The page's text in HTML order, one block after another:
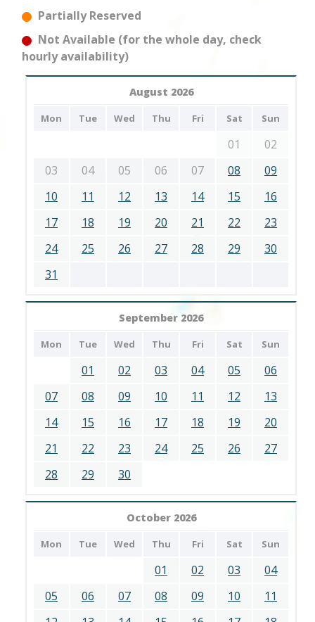
Partially Reserved
Not Available (for the whole day, check
hourly availability)
August 2026
Mon Tue Wed Thu Fri Sat Sun
01
02
03
04 05 06 07 08
09
10
11 12 13 14 15
16
17
18 19 20 21 22
23
24
25 26 27 28 29
30
31
September 2026
Mon Tue Wed Thu Fri Sat Sun
01 02 03 04 05
06
07
08 09 10 11 12
13
14
15 16 17 18 19
20
21
22 23 24 25 26
27
28
29 30
October 2026
Mon Tue Wed Thu Fri Sat Sun
01 02 03
04
05
06 07 08 09 10
11